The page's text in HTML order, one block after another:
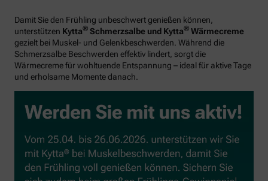
Damit Sie den Frühling unbeschwert genießen können,
unterstützen Kytta® Schmerzsalbe und Kytta® Wärmecreme
gezielt bei Muskel- und Gelenkbeschwerden. Während die
Schmerzsalbe Beschwerden effektiv lindert, sorgt die
Wärmecreme für wohltuende Entspannung – ideal für aktive Tage
und erholsame Momente danach.